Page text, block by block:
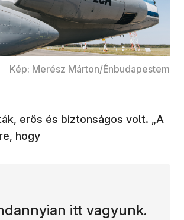
Kép: Merész Márton/Énbudapestem
erős és biztonságos volt. „A
hogy
itt vagyunk.